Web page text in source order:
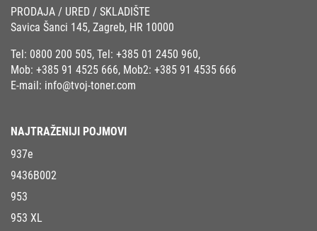
PRODAJA / URED / SKLADIŠTE
Savica Šanci 145, Zagreb, HR 10000
Tel: 0800 200 505, Tel: +385 01 2450 960,
Mob: +385 91 4525 666, Mob2: +385 91 4535 666
E-mail: info@tvoj-toner.com
NAJTRAŽENIJI POJMOVI
937e
9436B002
953
953 XL